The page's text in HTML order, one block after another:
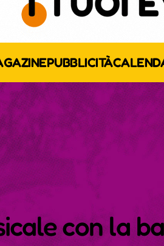
PUBBLICITÀ
con la